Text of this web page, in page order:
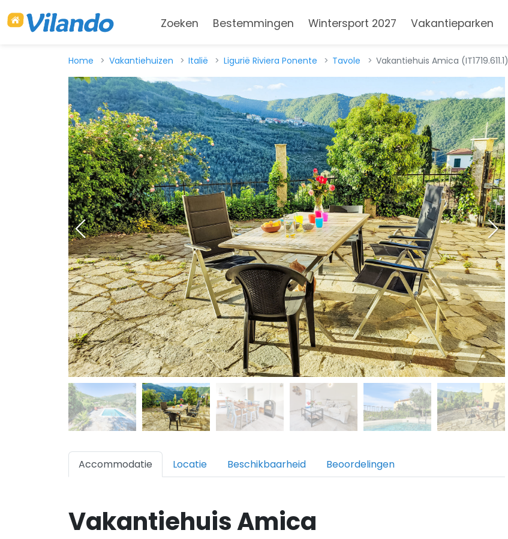
Zoeken Bestemmingen Wintersport 2027 Vakantieparken
Home Vakantiehuizen Italië Ligurië Riviera Ponente Tavole Vakantiehuis Amica (IT1719.611.1)
Accommodatie Locatie Beschikbaarheid Beoordelingen
Vakantiehuis Amica